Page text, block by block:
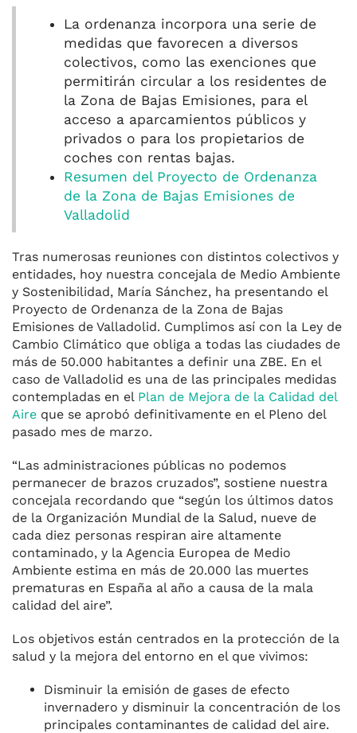
La ordenanza incorpora una serie de
medidas que favorecen a diversos
colectivos, como las exenciones que
permitirán circular a los residentes de
la Zona de Bajas Emisiones, para el
acceso a aparcamientos públicos y
privados o para los propietarios de
coches con rentas bajas.
Resumen del Proyecto de Ordenanza
de la Zona de Bajas Emisiones de
Valladolid
Tras numerosas reuniones con distintos colectivos y
entidades, hoy nuestra concejala de Medio Ambiente
y Sostenibilidad, María Sánchez, ha presentando el
Proyecto de Ordenanza de la Zona de Bajas
Emisiones de Valladolid. Cumplimos así con la Ley de
Cambio Climático que obliga a todas las ciudades de
más de 50.000 habitantes a definir una ZBE. En el
caso de Valladolid es una de las principales medidas
contempladas en el Plan de Mejora de la Calidad del
Aire que se aprobó definitivamente en el Pleno del
pasado mes de marzo.
“Las administraciones públicas no podemos
permanecer de brazos cruzados”, sostiene nuestra
concejala recordando que “según los últimos datos
de la Organización Mundial de la Salud, nueve de
cada diez personas respiran aire altamente
contaminado, y la Agencia Europea de Medio
Ambiente estima en más de 20.000 las muertes
prematuras en España al año a causa de la mala
calidad del aire”.
Los objetivos están centrados en la protección de la
salud y la mejora del entorno en el que vivimos:
Disminuir la emisión de gases de efecto
invernadero y disminuir la concentración de los
principales contaminantes de calidad del aire.